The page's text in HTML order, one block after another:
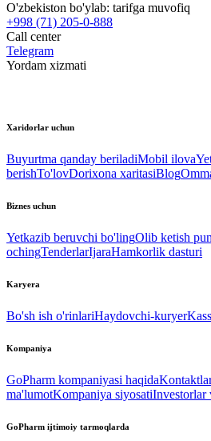
O'zbekiston bo'ylab: tarifga muvofiq
+998 (71) 205-0-888
Call center
Telegram
Yordam xizmati
Xaridorlar uchun
Buyurtma qanday beriladiMobil ilova
berishTo'lovDorixona xaritasiBlog
Biznes uchun
Yetkazib beruvchi bo'lingOlib ketish
ochingTenderlarIjaraHamkorlik dasturi
Karyera
Bo'sh ish o'rinlariHaydovchi-kuryer
Kompaniya
GoPharm kompaniyasi haqida
ma'lumotKompaniya siyosatiInvestorlar
GoPharm ijtimoiy tarmoqlarda